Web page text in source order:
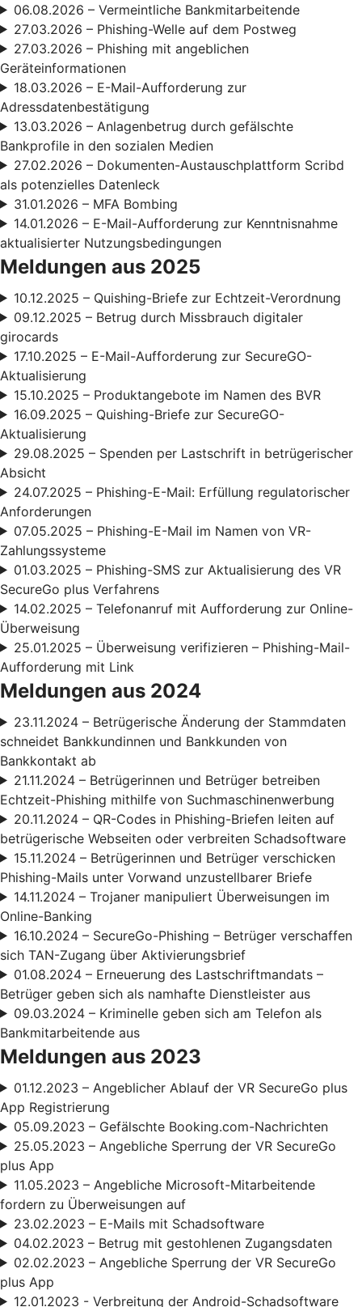
06.08.2026 – Vermeintliche Bankmitarbeitende
27.03.2026 – Phishing-Welle auf dem Postweg
27.03.2026 – Phishing mit angeblichen
Geräteinformationen
18.03.2026 – E-Mail-Aufforderung zur
Adressdatenbestätigung
13.03.2026 – Anlagenbetrug durch gefälschte
Bankprofile in den sozialen Medien
27.02.2026 – Dokumenten-Austauschplattform Scribd
als potenzielles Datenleck
31.01.2026 – MFA Bombing
14.01.2026 – E-Mail-Aufforderung zur Kenntnisnahme
aktualisierter Nutzungsbedingungen
Meldungen aus 2025
10.12.2025 – Quishing-Briefe zur Echtzeit-Verordnung
09.12.2025 – Betrug durch Missbrauch digitaler
girocards
17.10.2025 – E-Mail-Aufforderung zur SecureGO-
Aktualisierung
15.10.2025 – Produktangebote im Namen des BVR
16.09.2025 – Quishing-Briefe zur SecureGO-
Aktualisierung
29.08.2025 – Spenden per Lastschrift in betrügerischer
Absicht
24.07.2025 – Phishing-E-Mail: Erfüllung regulatorischer
Anforderungen
07.05.2025 – Phishing-E-Mail im Namen von VR-
Zahlungssysteme
01.03.2025 – Phishing-SMS zur Aktualisierung des VR
SecureGo plus Verfahrens
14.02.2025 – Telefonanruf mit Aufforderung zur Online-
Überweisung
25.01.2025 – Überweisung verifizieren – Phishing-Mail-
Aufforderung mit Link
Meldungen aus 2024
23.11.2024 – Betrügerische Änderung der Stammdaten
schneidet Bankkundinnen und Bankkunden von
Bankkontakt ab
21.11.2024 – Betrügerinnen und Betrüger betreiben
Echtzeit-Phishing mithilfe von Suchmaschinenwerbung
20.11.2024 – QR-Codes in Phishing-Briefen leiten auf
betrügerische Webseiten oder verbreiten Schadsoftware
15.11.2024 – Betrügerinnen und Betrüger verschicken
Phishing-Mails unter Vorwand unzustellbarer Briefe
14.11.2024 – Trojaner manipuliert Überweisungen im
Online-Banking
16.10.2024 – SecureGo-Phishing – Betrüger verschaffen
sich TAN-Zugang über Aktivierungsbrief
01.08.2024 – Erneuerung des Lastschriftmandats –
Betrüger geben sich als namhafte Dienstleister aus
09.03.2024 – Kriminelle geben sich am Telefon als
Bankmitarbeitende aus
Meldungen aus 2023
01.12.2023 – Angeblicher Ablauf der VR SecureGo plus
App Registrierung
05.09.2023 – Gefälschte Booking.com-Nachrichten
25.05.2023 – Angebliche Sperrung der VR SecureGo
plus App
11.05.2023 – Angebliche Microsoft-Mitarbeitende
fordern zu Überweisungen auf
23.02.2023 – E-Mails mit Schadsoftware
04.02.2023 – Betrug mit gestohlenen Zugangsdaten
02.02.2023 – Angebliche Sperrung der VR SecureGo
plus App
12.01.2023 - Verbreitung der Android-Schadsoftware